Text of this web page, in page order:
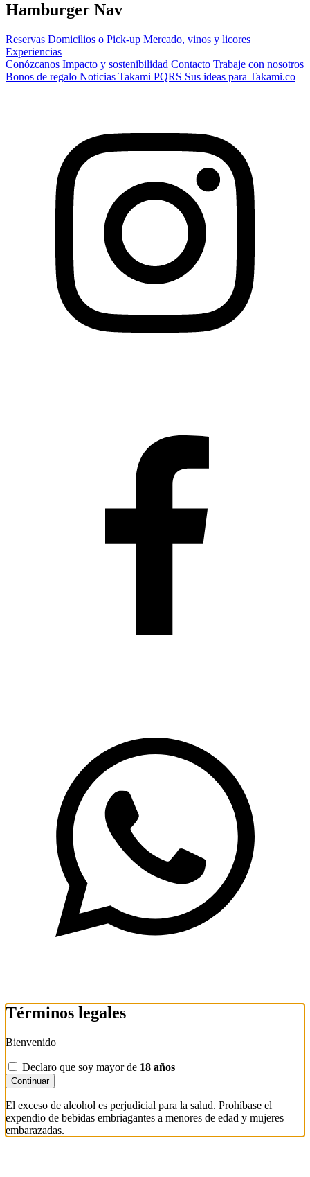
Hamburger Nav
Reservas Domicilios o Pick-up Mercado, vinos y licores
Experiencias
Conózcanos Impacto y sostenibilidad Contacto Trabaje con nosotros
Bonos de regalo Noticias Takami PQRS Sus ideas para Takami.co
Términos legales
Bienvenido
Declaro que soy mayor de 18 años
Continuar
El exceso de alcohol es perjudicial para la salud. Prohíbase el
expendio de bebidas embriagantes a menores de edad y mujeres
embarazadas.